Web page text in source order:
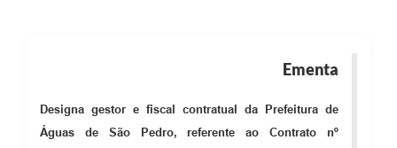
Ementa
Designa gestor e fiscal contratual da Prefeitura de
Águas de São Pedro, referente ao Contrato nº